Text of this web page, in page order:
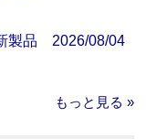
製品 2026/08/04
もっと見る »